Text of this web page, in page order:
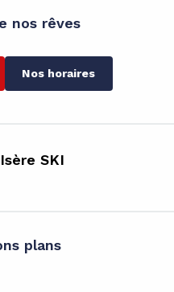
nos rêves
Nos horaires
SKI
plans